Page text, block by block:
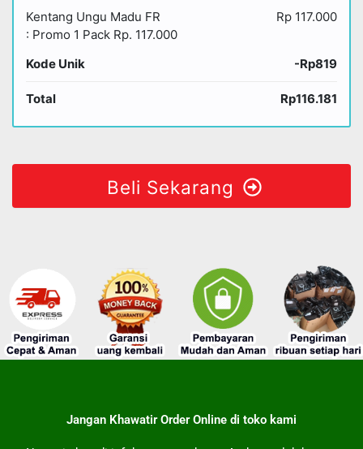
Kentang Ungu Madu FR
: Promo 1 Pack Rp. 117.000
Rp 117.000
Kode Unik -Rp819
Total Rp116.181
Beli Sekarang
Jangan Khawatir Order Online di toko kami